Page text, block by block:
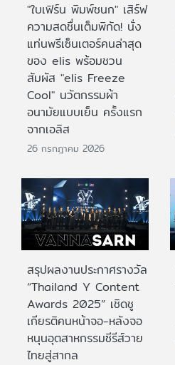
"ใบเฟิร์น พิมพ์ชนก" เสิร์ฟ
ความสดชื่นเต็มพิกัด! นั่ง
แท่นพรีเซ็นเตอร์คนล่าสุด
ของ elis พร้อมชวน
สัมผัส "elis Freeze
Cool" นวัตกรรมผ้า
อนามัยแบบเย็น ครั้งแรก
จากเอลิส
26 กรกฎาคม 2026
สรุปผลงานประกาศรางวัล
“Thailand Y Content
Awards 2025” เชิดชู
เกียรติคนหน้าจอ-หลังจอ
หนุนอุตสาหกรรมซีรีส์วาย
ไทยสู่สากล